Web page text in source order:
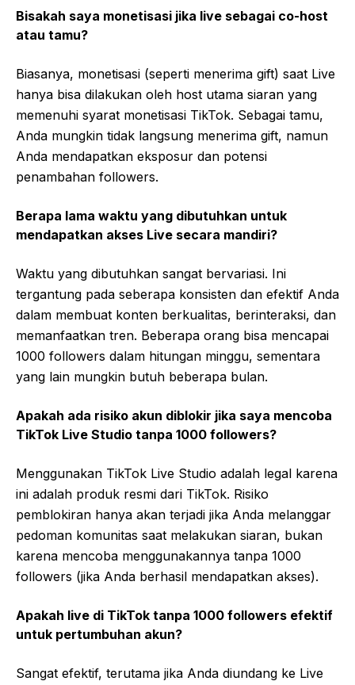
Bisakah saya monetisasi jika live sebagai co-host
atau tamu?
Biasanya, monetisasi (seperti menerima gift) saat Live
hanya bisa dilakukan oleh host utama siaran yang
memenuhi syarat monetisasi TikTok. Sebagai tamu,
Anda mungkin tidak langsung menerima gift, namun
Anda mendapatkan eksposur dan potensi
penambahan followers.
Berapa lama waktu yang dibutuhkan untuk
mendapatkan akses Live secara mandiri?
Waktu yang dibutuhkan sangat bervariasi. Ini
tergantung pada seberapa konsisten dan efektif Anda
dalam membuat konten berkualitas, berinteraksi, dan
memanfaatkan tren. Beberapa orang bisa mencapai
1000 followers dalam hitungan minggu, sementara
yang lain mungkin butuh beberapa bulan.
Apakah ada risiko akun diblokir jika saya mencoba
TikTok Live Studio tanpa 1000 followers?
Menggunakan TikTok Live Studio adalah legal karena
ini adalah produk resmi dari TikTok. Risiko
pemblokiran hanya akan terjadi jika Anda melanggar
pedoman komunitas saat melakukan siaran, bukan
karena mencoba menggunakannya tanpa 1000
followers (jika Anda berhasil mendapatkan akses).
Apakah live di TikTok tanpa 1000 followers efektif
untuk pertumbuhan akun?
Sangat efektif, terutama jika Anda diundang ke Live